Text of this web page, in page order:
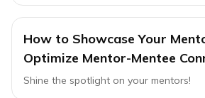
How to Showcase Your
Optimize Mentor-Mentee
Shine the spotlight on your mentors!